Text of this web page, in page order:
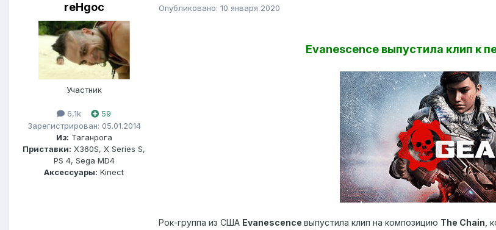
reHgoc
Участник
6,1k
59
Зарегистрирован: 05.01.2014
Из: Таганрога
Приставки: X360S, X Series S,
PS 4, Sega MD4
Аксессуары: Kinect
Опубликовано: 10 января 2020
Evanescence выпустила клип к
Рок-группа из США Evanescence выпустила клип на композицию The Chain ,